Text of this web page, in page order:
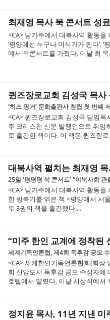
최재영 목사 북 콘서트 성료
<CA> 남가주에서 대북사역 활동을
‘평양에선 누구나 미식가가 된다’,
에서 북콘서트를 가졌다. 이날 최
퀸즈장로교회 김성국 목
‘히즈 핑거’ 문화출판사 창립 첫 번째
<CA> 퀸즈장로교회 김성국 담임목
주 크리스천 신문 발행인으로 취임
로 출간한 책이다. 이 책은 퀸즈장
대북사역 펼치는 최재영
25일 ‘평평평 북 콘서트’ “이북사회 관
<CA> 남가주에서 대북사역 활동
한 방북기를 엮은 책 <평양에서 서
두 3권의 책을 출간했다....
“미주 한인 교계에 정착된
세계기독언론협, 제4회 독후감 공모
<CA> 세계한인기독언론협회(회장
회 신앙도서 독후감 공모 수상자에
호텔에서 열렸다. 이날 시상식에서
정지윤 목사, 11년 지낸